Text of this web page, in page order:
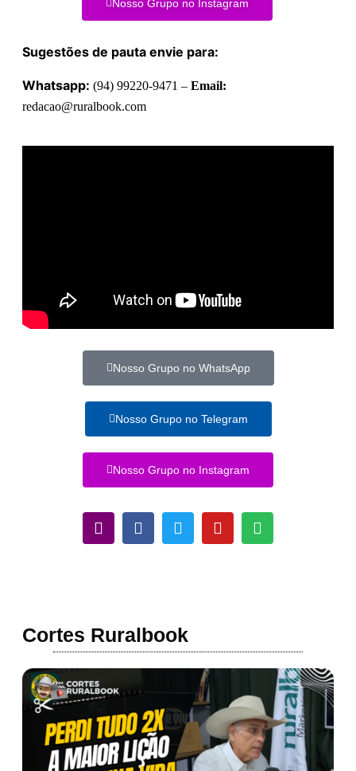
Nosso Grupo no Instagram
Sugestões de pauta envie para:
Whatsapp: (94) 99220-9471 – Email:
redacao@ruralbook.com
Nosso Grupo no WhatsApp
Nosso Grupo no Telegram
Nosso Grupo no Instagram
Cortes Ruralbook